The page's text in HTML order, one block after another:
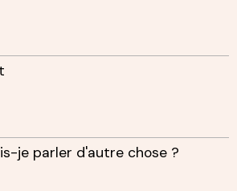
je parler d'autre chose ?